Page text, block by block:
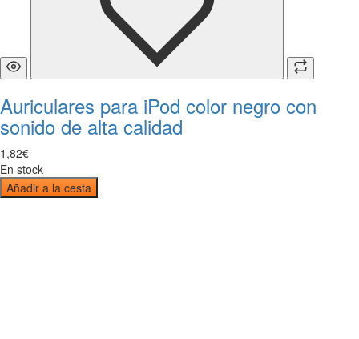
Auriculares para iPod color negro con
sonido de alta calidad
1 ,82€
En stock
Añadir a la cesta